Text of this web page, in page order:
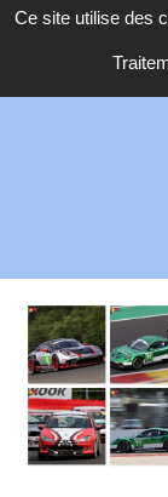
Ce site utilise des